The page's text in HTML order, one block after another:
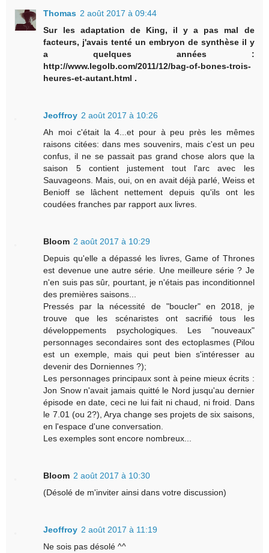
Thomas 2 août 2017 à 09:44
Sur les adaptation de King, il y a pas mal de
facteurs, j'avais tenté un embryon de synthèse il y
a quelques années :
http://www.legolb.com/2011/12/bag-of-bones-trois-
heures-et-autant.html .
Jeoffroy 2 août 2017 à 10:26
Ah moi c'était la 4...et pour à peu près les mêmes
raisons citées: dans mes souvenirs, mais c'est un peu
confus, il ne se passait pas grand chose alors que la
saison 5 contient justement tout l'arc avec les
Sauvageons. Mais, oui, on en avait déjà parlé, Weiss et
Benioff se lâchent nettement depuis qu'ils ont les
coudées franches par rapport aux livres.
Bloom 2 août 2017 à 10:29
Depuis qu'elle a dépassé les livres, Game of Thrones
est devenue une autre série. Une meilleure série ? Je
n'en suis pas sûr, pourtant, je n'étais pas inconditionnel
des premières saisons...
Pressés par la nécessité de "boucler" en 2018, je
trouve que les scénaristes ont sacrifié tous les
développements psychologiques. Les "nouveaux"
personnages secondaires sont des ectoplasmes (Pilou
est un exemple, mais qui peut bien s'intéresser au
devenir des Dorniennes ?);
Les personnages principaux sont à peine mieux écrits :
Jon Snow n'avait jamais quitté le Nord jusqu'au dernier
épisode en date, ceci ne lui fait ni chaud, ni froid. Dans
le 7.01 (ou 2?), Arya change ses projets de six saisons,
en l'espace d'une conversation.
Les exemples sont encore nombreux...
Bloom 2 août 2017 à 10:30
(Désolé de m'inviter ainsi dans votre discussion)
Jeoffroy 2 août 2017 à 11:19
Ne sois pas désolé ^^